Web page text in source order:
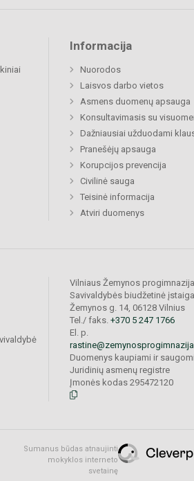
Informacija
Nuorodos
Laisvos darbo vietos
Asmens duomenų apsauga
Konsultavimasis su
Dažniausiai užduodami
Pranešėjų apsauga
Korupcijos prevencija
Civilinė sauga
Teisinė informacija
Atviri duomenys
Vilniaus Žemynos progimnazija
Savivaldybės biudžetinė įstaiga
Žemynos g. 14, 06128 Vilnius
Tel./ faks. +370 5 247 1766
El. p.
Duomenys kaupiami ir saugomi
Juridinių asmenų registre
Įmonės kodas 295472120
Sumanus būdas atnaujinti
mokyklos interneto
svetainę